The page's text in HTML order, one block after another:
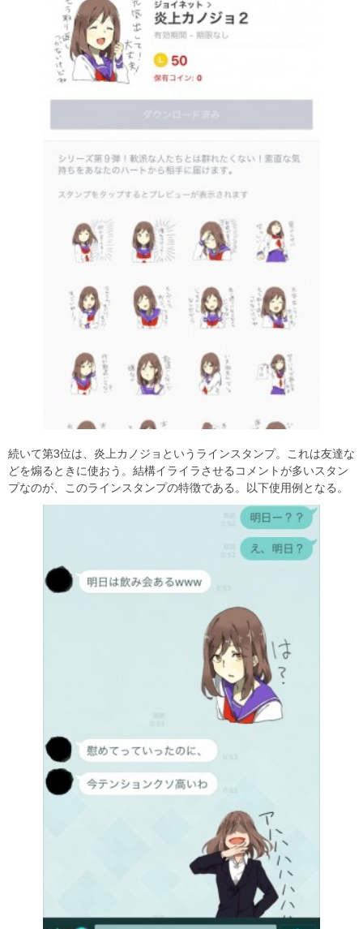
続いて第3位は、炎上カノジョというラインスタンプ。これは友達な
どを煽るときに使おう。結構イライラさせるコメントが多いスタン
プなのが、このラインスタンプの特徴である。以下使用例となる。